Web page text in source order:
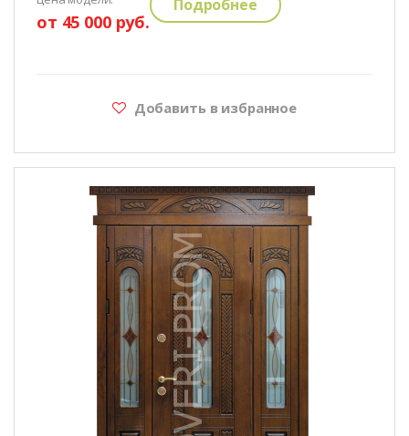
от 45 000 руб.
Подробнее
Добавить в избранное